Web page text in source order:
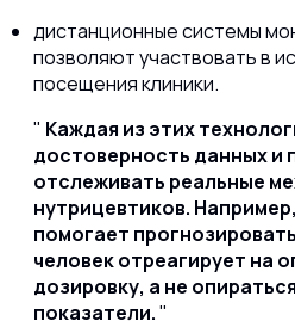
дистанционные системы
позволяют участвовать в
посещения клиники.
достоверность данных и
отслеживать реальные
нутрицевтиков.
помогает
человек отреагирует на
дозировку, а не
показатели.